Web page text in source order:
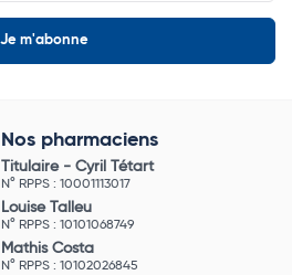
Nos pharmaciens
Titulaire - Cyril Tétart
N° RPPS : 10001113017
Louise Talleu
N° RPPS : 10101068749
Mathis Costa
N° RPPS : 10102026845